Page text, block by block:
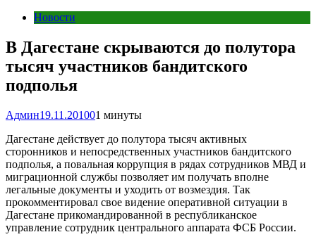
Новости
В Дагестане скрываются до полутора
тысяч участников бандитского
подполья
Админ19.11.201001 минуты
Дагестане действует до полутора тысяч активных
сторонников и непосредственных участников бандитского
подполья, а повальная коррупция в рядах сотрудников МВД и
миграционной службы позволяет им получать вполне
легальные документы и уходить от возмездия. Так
прокомментировал свое видение оперативной ситуации в
Дагестане прикомандированной в республиканское
управление сотрудник центрального аппарата ФСБ России.